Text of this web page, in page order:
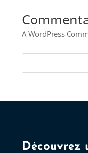
A WordPress
Découvrez